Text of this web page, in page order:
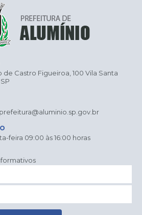
de Castro Figueiroa, 100 Vila Santa
prefeitura@aluminio.sp.gov.br
feira 09:00 às 16:00 horas